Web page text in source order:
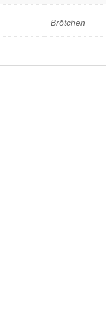
Brötchen